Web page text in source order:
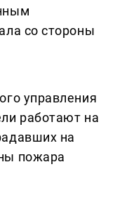
со стороны
управления
работают на
на
пожара